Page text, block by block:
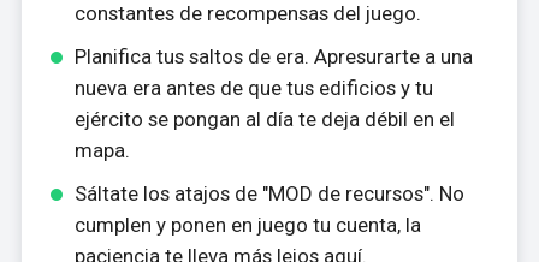
constantes de recompensas del juego.
Planifica tus saltos de era. Apresurarte a una
nueva era antes de que tus edificios y tu
ejército se pongan al día te deja débil en el
mapa.
Sáltate los atajos de "MOD de recursos". No
cumplen y ponen en juego tu cuenta, la
paciencia te lleva más lejos aquí.